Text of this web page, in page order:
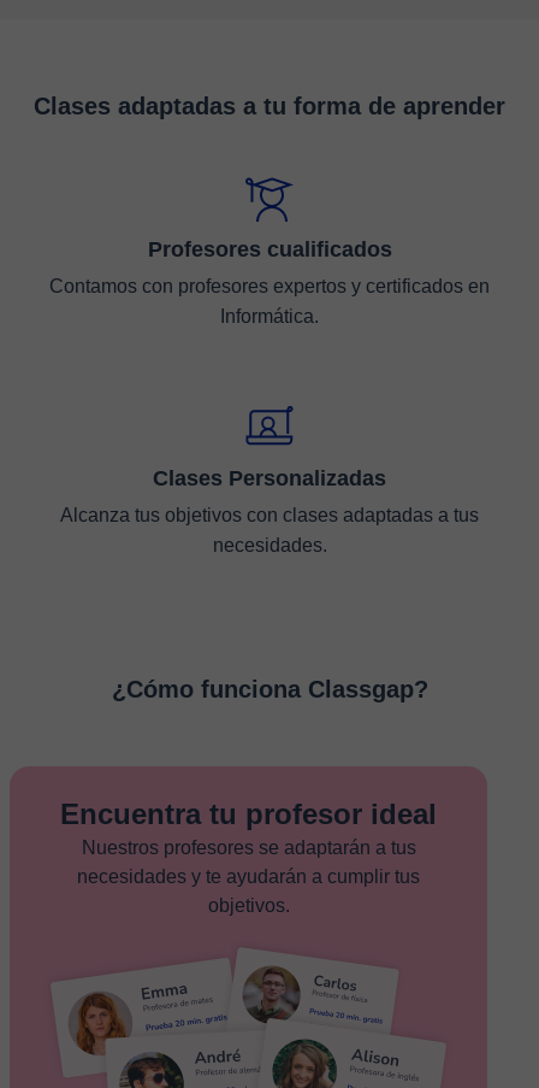
Clases adaptadas a tu forma de aprender
Profesores cualificados
Contamos con profesores expertos y certificados en
Informática.
Clases Personalizadas
Alcanza tus objetivos con clases adaptadas a tus
necesidades.
¿Cómo funciona Classgap?
Encuentra tu profesor ideal
Nuestros profesores se adaptarán a tus
necesidades y te ayudarán a cumplir tus
objetivos.